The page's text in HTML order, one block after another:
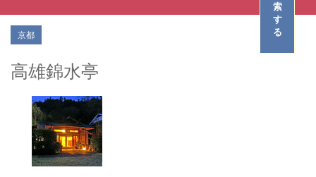
索
す
る
京都
高雄錦水亭